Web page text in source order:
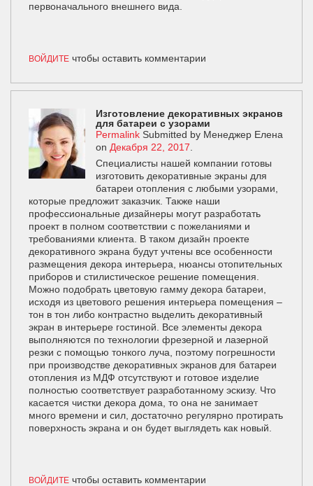
первоначального внешнего вида.
ВОЙДИТЕ чтобы оставить комментарии
Изготовление декоративных экранов
для батареи с узорами
Permalink Submitted by Менеджер Елена
on Декабря 22, 2017
Специалисты нашей компании готовы
изготовить декоративные экраны для
батареи отопления с любыми узорами,
которые предложит заказчик. Также наши
профессиональные дизайнеры могут разработать
проект в полном соответствии с пожеланиями и
требованиями клиента. В таком дизайн проекте
декоративного экрана будут учтены все особенности
размещения декора интерьера, нюансы отопительных
приборов и стилистическое решение помещения.
Можно подобрать цветовую гамму декора батареи,
исходя из цветового решения интерьера помещения –
тон в тон либо контрастно выделить декоративный
экран в интерьере гостиной. Все элементы декора
выполняются по технологии фрезерной и лазерной
резки с помощью тонкого луча, поэтому погрешности
при производстве декоративных экранов для батареи
отопления из МДФ отсутствуют и готовое изделие
полностью соответствует разработанному эскизу. Что
касается чистки декора дома, то она не занимает
много времени и сил, достаточно регулярно протирать
поверхность экрана и он будет выглядеть как новый.
ВОЙДИТЕ чтобы оставить комментарии